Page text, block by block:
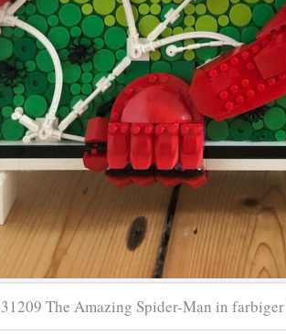
The Amazing Spider-Man in